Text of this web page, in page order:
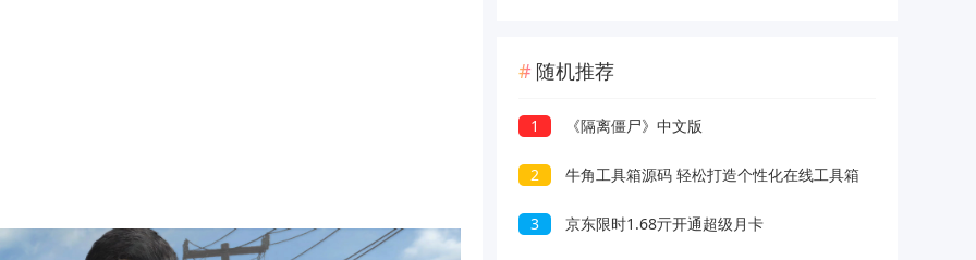
随机推荐
1 《隔离僵尸》中文版
2 牛角工具箱源码 轻松打造个性化在线工具箱
3 京东限时1.68亓开通超级月卡